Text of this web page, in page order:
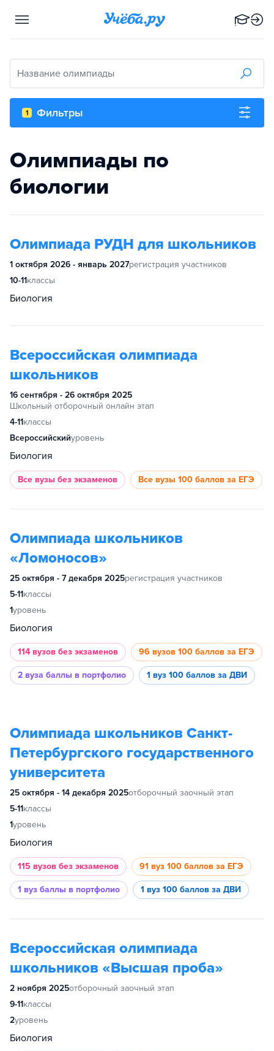
Название олимпиады
1 Фильтры
Олимпиады по
биологии
Олимпиада РУДН для школьников
1 октября 2026 - январь 2027регистрация участников
10-11классы
Биология
Всероссийская олимпиада
школьников
16 сентября - 26 октября 2025
Школьный отборочный онлайн этап
4-11классы
Всероссийскийуровень
Биология
Все вузы без экзаменов Все вузы 100 баллов за ЕГЭ
Олимпиада школьников
«Ломоносов»
25 октября - 7 декабря 2025регистрация участников
5-11классы
1уровень
Биология
114 вузов без экзаменов 96 вузов 100 баллов за ЕГЭ
2 вуза баллы в портфолио 1 вуз 100 баллов за ДВИ
Олимпиада школьников Санкт-
Петербургского государственного
университета
25 октября - 14 декабря 2025отборочный заочный этап
5-11классы
1уровень
Биология
115 вузов без экзаменов 91 вуз 100 баллов за ЕГЭ
1 вуз баллы в портфолио 1 вуз 100 баллов за ДВИ
Всероссийская олимпиада
школьников «Высшая проба»
2 ноября 2025отборочный заочный этап
9-11классы
2уровень
Биология